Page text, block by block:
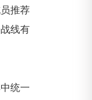
推荐
线有
统一